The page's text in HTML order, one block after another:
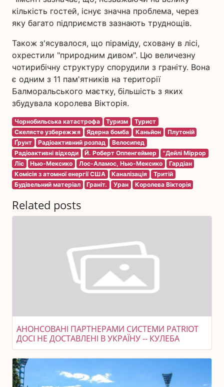
кількість гостей, існує значна проблема, через
яку багато підприємств зазнають труднощів.
Також з'ясувалося, що піраміду, сховану в лісі,
охрестили "природним дивом". Цю величезну
чотирибічну структуру спорудили з граніту. Вона
є одним з 11 пам'ятників на території
Балморальського маєтку, більшість з яких
збудувала королева Вікторія.
Чорнобильська катастрофа Туризм
Турист
Скелясте узбережжя
Ядерна бомба Каньйон
Плутоній
Ґрунт
Радіоактивний розпад
Велосипед
Радіоактивні відходи
Й. Роберт Оппенгеймер
"Дейлі Міррор
Ліс
Нью-Мексико Лос-Аламос, Нью-Мексико
Гардіан
Комісія з атомної енергії США
Каналізація
Тритій
Будівельний матеріал
Граніт. Уран Королева Вікторія
Related posts
АНОНСОВАНІ ПАРТНЕРАМИ СИСТЕМИ PATRIOT
ДОСІ НЕ ДОСТАВЛЕНІ В УКРАЇНУ -- КУЛЕБА